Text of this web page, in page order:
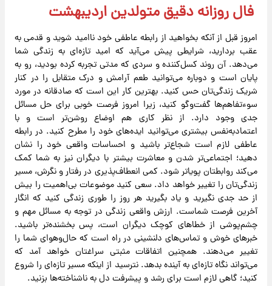
فال روزانه دقیق متولدین اردیبهشت
امروز قبل از آنکه بخواهید از رابطه عاطفی خود ناامید شوید و قدمی به
عقب بردارید، شرایطی پیش می‌آید که امید تازه‌ای به زندگی شما
می‌دهد. آن روند کسل‌کننده و سردی که مدتی تجربه کرده بودید، رو به
پایان است و دوباره می‌توانید طعم آرامش و درک متقابل را در کنار
شریک زندگی‌تان حس کنید. بهترین کار این است که صادقانه در مورد
سوءتفاهم‌ها گفت‌وگو کنید، زیرا امروز فرصت خوبی برای حل مسائل
جدی وجود دارد. از نظر کاری هم اوضاع روشن‌تر است و با
اعتمادبه‌نفس بیشتری می‌توانید ایده‌های خود را مطرح کنید. در رابطه
عاطفی لازم است شجاع‌تر باشید و احساسات واقعی خود را نشان
دهید؛ اجتماعی‌تر شدن و معاشرت بیشتر با دیگران نیز به شما کمک
می‌کند روابطتان پویاتر شود. کمی انعطاف‌پذیری در رفتار و نگرش، مسیر
زندگی‌تان را تغییر خواهد داد. سعی کنید موضوعات بی‌اهمیت را بیش
از حد جدی نگیرید و یاد بگیرید هر روز را طوری زندگی کنید که انگار
آخرین فرصت شماست. ارزش واقعی زندگی در توجه به مسائل مهم و
چشم‌پوشی از خطاهای کوچک دیگران است، پس بخشنده‌تر باشید.
خبرهای خوش و تماس‌های دلنشینی در راه است که حال‌وهوای شما را
تغییر می‌دهند. همچنین اتفاقات مثبتی سراغتان خواهد آمد که
می‌تواند نگاه تازه‌ای به آینده بدهد. نترسید از اینکه مسیر تازه‌ای را شروع
کنید؛ گاهی لازم است برای رشد و پیشرفت دل به ناشناخته‌ها بزنید.